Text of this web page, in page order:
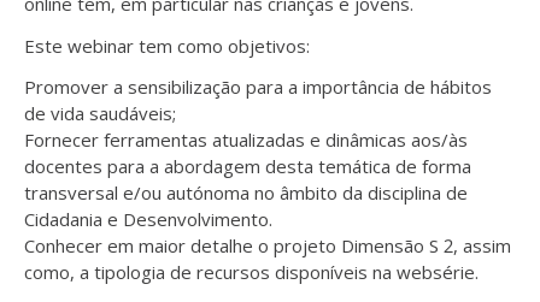
Este webinar tem como objetivos:
Promover a sensibilização para a importância de hábitos
de vida saudáveis;
Fornecer ferramentas atualizadas e dinâmicas aos/às
docentes para a abordagem desta temática de forma
transversal e/ou autónoma no âmbito da disciplina de
Cidadania e Desenvolvimento.
Conhecer em maior detalhe o projeto Dimensão S 2, assim
como, a tipologia de recursos disponíveis na websérie.